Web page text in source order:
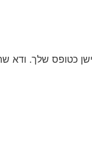
כטופס שלך. ודא